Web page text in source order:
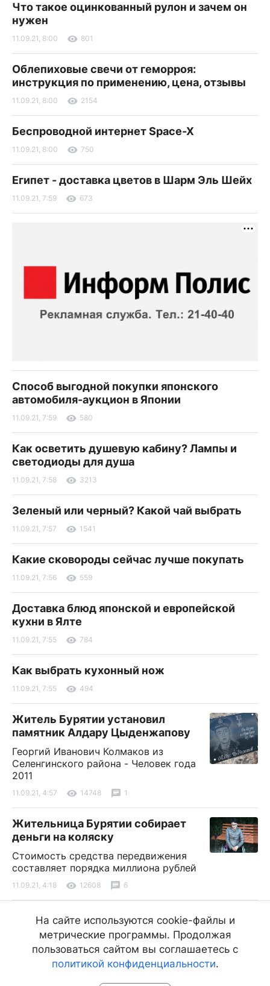
Что такое оцинкованный рулон и зачем он
нужен
11.09.21, 8:00 801
Облепиховые свечи от геморроя:
инструкция по применению, цена, отзывы
11.09.21, 8:00 2154
Беспроводной интернет Space-X
11.09.21, 8:00 750
Египет - доставка цветов в Шарм Эль Шейх
11.09.21, 7:59 673
Способ выгодной покупки японского
автомобиля-аукцион в Японии
11.09.21, 7:59 580
Как осветить душевую кабину? Лампы и
светодиоды для душа
11.09.21, 7:58 3213
Зеленый или черный? Какой чай выбрать
11.09.21, 7:57 1541
Какие сковороды сейчас лучше покупать
11.09.21, 7:56 559
Доставка блюд японской и европейской
кухни в Ялте
11.09.21, 7:55 784
Как выбрать кухонный нож
11.09.21, 7:55 494
Житель Бурятии установил
памятник Алдару Цыденжапову
Георгий Иванович Колмаков из
Селенгинского района - Человек года
2011
11.09.21, 4:57 14748 1
Жительница Бурятии собирает
деньги на коляску
Стоимость средства передвижения
составляет порядка миллиона рублей
11.09.21, 4:18 12608 6
В Бурятии 78 новых больных
коронавирусом
Жертвами коронавируса стали два человека
11.09.21, 3:15 4079
На сайте используются cookie-файлы и
метрические программы. Продолжая
пользоваться сайтом вы соглашаетесь с
политикой конфиденциальности.